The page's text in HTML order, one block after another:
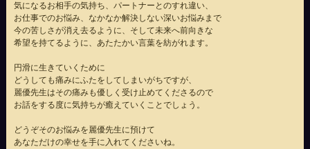
気になるお相手の気持ち、パートナーとのすれ違い、
お仕事でのお悩み、なかなか解決しない深いお悩みまで
今の苦しさが消え去るように、そして未来へ前向きな
希望を持てるように、あたたかい言葉を紡がれます。
円滑に生きていくために
どうしても痛みにふたをしてしまいがちですが、
麗優先生はその痛みも優しく受け止めてくださるので
お話をする度に気持ちが癒えていくことでしょう。
どうぞそのお悩みを麗優先生に預けて
あなただけの幸せを手に入れてくださいね。